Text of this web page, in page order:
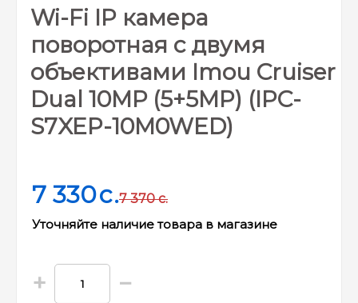
Wi-Fi IP камера
поворотная с двумя
объективами Imou Cruiser
Dual 10МР (5+5MP) (IPC-
S7XEP-10M0WED)
7 330c.
Уточняйте наличие товара в магазине
7 370 c.
+ −